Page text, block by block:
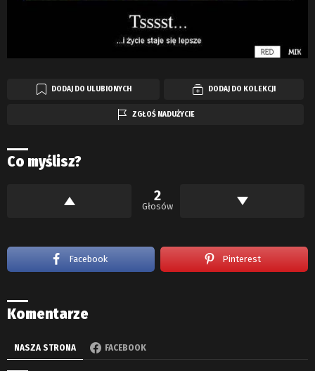
DODAJ DO ULUBIONYCH DODAJ DO KOLEKCJI
ZGŁOŚ NADUŻYCIE
Co myślisz?
2
Głosów
Facebook Pinterest
Komentarze
NASZA STRONA FACEBOOK